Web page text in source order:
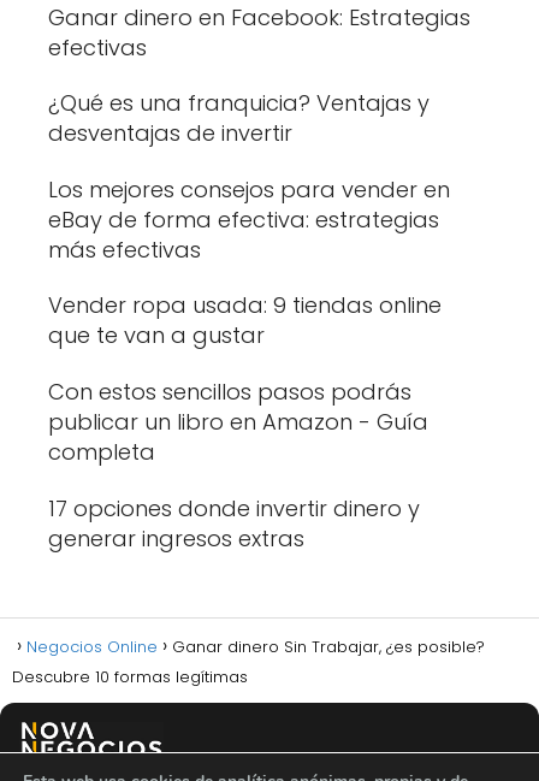
Ganar dinero en Facebook: Estrategias
efectivas
¿Qué es una franquicia? Ventajas y
desventajas de invertir
Los mejores consejos para vender en
eBay de forma efectiva: estrategias
más efectivas
Vender ropa usada: 9 tiendas online
que te van a gustar
Con estos sencillos pasos podrás
publicar un libro en Amazon - Guía
completa
17 opciones donde invertir dinero y
generar ingresos extras
Negocios Online
Ganar dinero Sin Trabajar, ¿es posible?
Descubre 10 formas legítimas